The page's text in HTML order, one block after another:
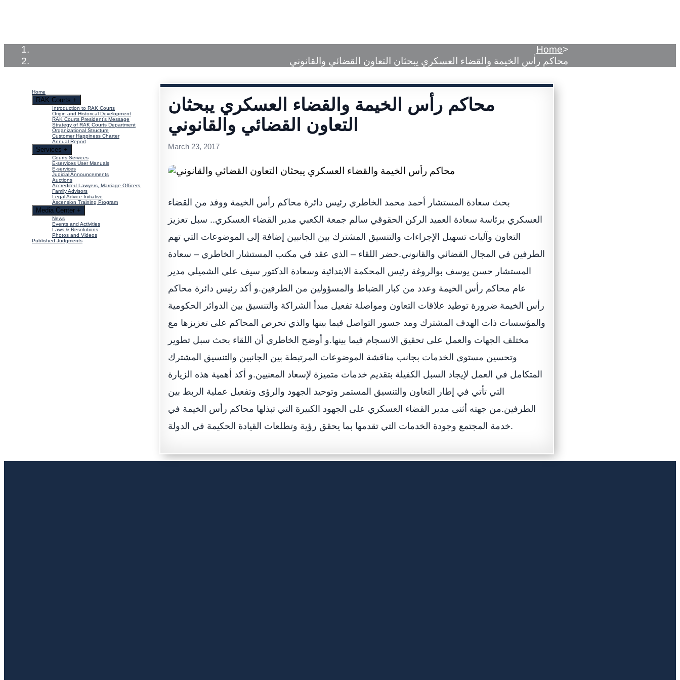
Home>
محاكم رأس الخيمة والقضاء العسكري يبحثان التعاون القضائي والقانوني
Home
RAK Courts +
Introduction to RAK Courts
Origin and Historical Development
RAK Courts President’s Message
Strategy of RAK Courts Department
Organizational Structure
Customer Happiness Charter
Annual Report
Services +
Courts Services
E-services User Manuals
E-services
Judicial Announcements
Auctions
Accredited Lawyers, Marriage Officers,
Family Advisors
Legal Advice Initiative
Ascension Training Program
Media Center +
News
Events and Activities
Laws & Resolutions
Photos and Videos
Published Judgments
محاكم رأس الخيمة والقضاء العسكري يبحثان
التعاون القضائي والقانوني
March 23, 2017
بحث سعادة المستشار أحمد محمد الخاطري رئيس دائرة محاكم رأس الخيمة ووفد من القضاء
العسكري برئاسة سعادة العميد الركن الحقوقي سالم جمعة الكعبي مدير القضاء العسكري.. سبل تعزيز
التعاون وآليات تسهيل الإجراءات والتنسيق المشترك بين الجانبين إضافة إلى الموضوعات التي تهم
الطرفين في المجال القضائي والقانوني.حضر اللقاء – الذي عقد في مكتب المستشار الخاطري – سعادة
المستشار حسن يوسف بوالروغة رئيس المحكمة الابتدائية وسعادة الدكتور سيف علي الشميلي مدير
عام محاكم رأس الخيمة وعدد من كبار الضباط والمسؤولين من الطرفين.و أكد رئيس دائرة محاكم
رأس الخيمة ضرورة توطيد علاقات التعاون ومواصلة تفعيل مبدأ الشراكة والتنسيق بين الدوائر الحكومية
والمؤسسات ذات الهدف المشترك ومد جسور التواصل فيما بينها والذي تحرص المحاكم على تعزيزها مع
مختلف الجهات والعمل على تحقيق الانسجام فيما بينها.و أوضح الخاطري أن اللقاء بحث سبل تطوير
وتحسين مستوى الخدمات بجانب مناقشة الموضوعات المرتبطة بين الجانبين والتنسيق المشترك
المتكامل في العمل لإيجاد السبل الكفيلة بتقديم خدمات متميزة لإسعاد المعنيين.و أكد أهمية هذه الزيارة
التي تأتي في إطار التعاون والتنسيق المستمر وتوحيد الجهود والرؤى وتفعيل عملية الربط بين
الطرفين.من جهته أثنى مدير القضاء العسكري على الجهود الكبيرة التي تبذلها محاكم رأس الخيمة في
خدمة المجتمع وجودة الخدمات التي تقدمها بما يحقق رؤية وتطلعات القيادة الحكيمة في الدولة.